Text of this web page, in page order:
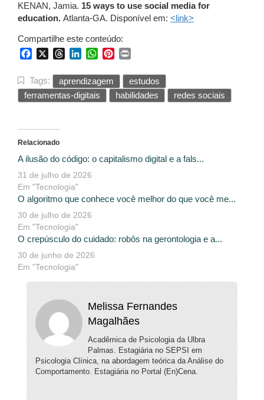
KENAN, Jamia. 15 ways to use social media for
education. Atlanta-GA. Disponível em: <link>
Compartilhe este conteúdo:
FacebookThreadsLinkedInWhatsApp
Pinterest
Tags: aprendizagem
estudos
ferramentas-digitais
habilidades redes sociais
Relacionado
A ilusão do código: o capitalismo digital e a fals...
31 de julho de 2026
Em "Tecnologia"
O algoritmo que conhece você melhor do que você me...
30 de julho de 2026
Em "Tecnologia"
O crepúsculo do cuidado: robôs na gerontologia e a...
30 de junho de 2026
Em "Tecnologia"
Melissa Fernandes
Magalhães
Acadêmica de Psicologia da Ulbra
Palmas. Estagiária no SEPSI em
Psicologia Clínica, na abordagem teórica da Análise do
Comportamento. Estagiária no Portal (En)Cena.